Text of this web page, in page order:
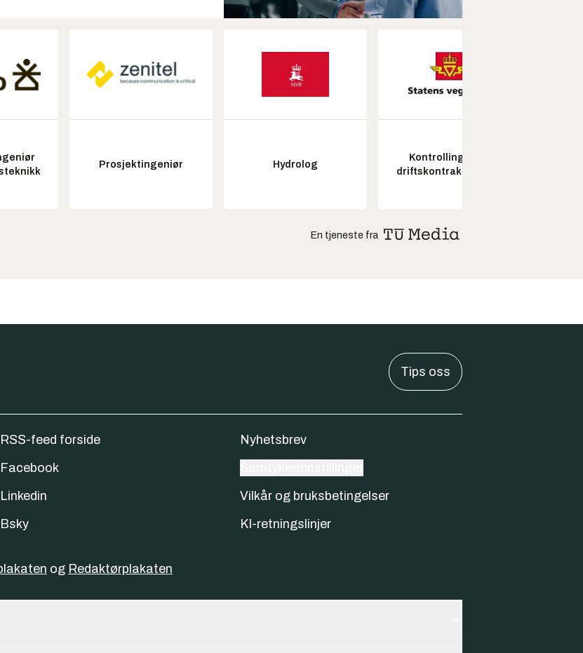
Prosjektingeniør Hydrolog
Kontrollingeniør
driftskontrakt elektro
En tjeneste fra
Tips oss
RSS-feed forside
Facebook
Linkedin
Bsky
Nyhetsbrev
Vilkår og bruksbetingelser
KI-retningslinjer
og Redaktørplakaten